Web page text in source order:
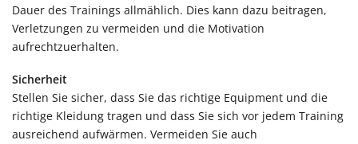
Dauer des Trainings allmählich. Dies kann dazu beitragen,
Verletzungen zu vermeiden und die Motivation
aufrechtzuerhalten.
Sicherheit
Stellen Sie sicher, dass Sie das richtige Equipment und die
richtige Kleidung tragen und dass Sie sich vor jedem Training
ausreichend aufwärmen. Vermeiden Sie auch